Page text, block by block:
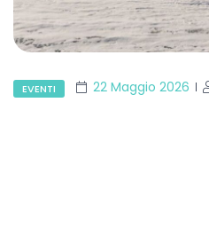
EVENTI 22 Maggio 2026